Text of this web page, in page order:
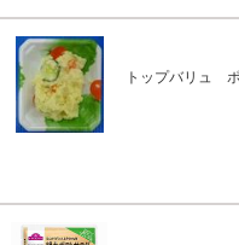
トップバリュ